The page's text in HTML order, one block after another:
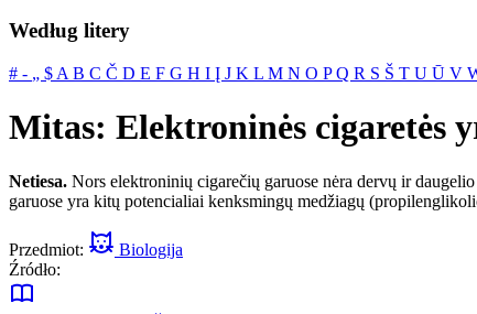
Według litery
# ‐ „ $ A B C Č D E F G H I Į J K L M N O PQ R S Š T U Ū V
Mitas: Elektroninės cigaretės
Netiesa. Nors elektroninių cigarečių garuose nėra dervų ir
garuose yra kitų potencialiai kenksmingų medžiagų
Przedmiot:
Biologija
Źródło: